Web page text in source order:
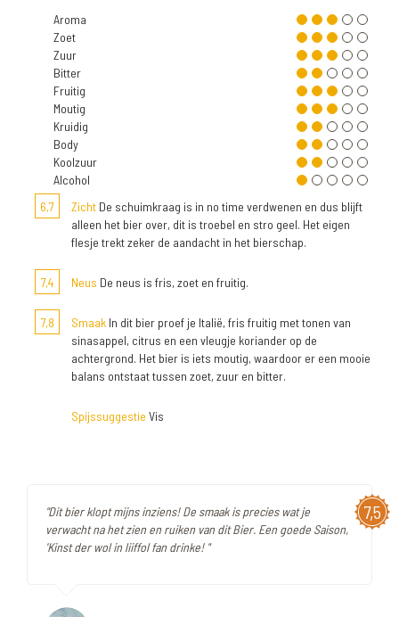
Aroma
Zoet
Zuur
Bitter
Fruitig
Moutig
Kruidig
Body
Koolzuur
Alcohol
6,7
Zicht De schuimkraag is in no time verdwenen en dus blijft
alleen het bier over, dit is troebel en stro geel. Het eigen
flesje trekt zeker de aandacht in het bierschap.
7,4 Neus De neus is fris, zoet en fruitig.
7,8 Smaak In dit bier proef je Italië, fris fruitig met tonen van
sinasappel, citrus en een vleugje koriander op de
achtergrond. Het bier is iets moutig, waardoor er een mooie
balans ontstaat tussen zoet, zuur en bitter.
Spijssuggestie Vis
7,5
"Dit bier klopt mijns inziens! De smaak is precies wat je
verwacht na het zien en ruiken van dit Bier. Een goede Saison,
'Kinst der wol in liiffol fan drinke! "